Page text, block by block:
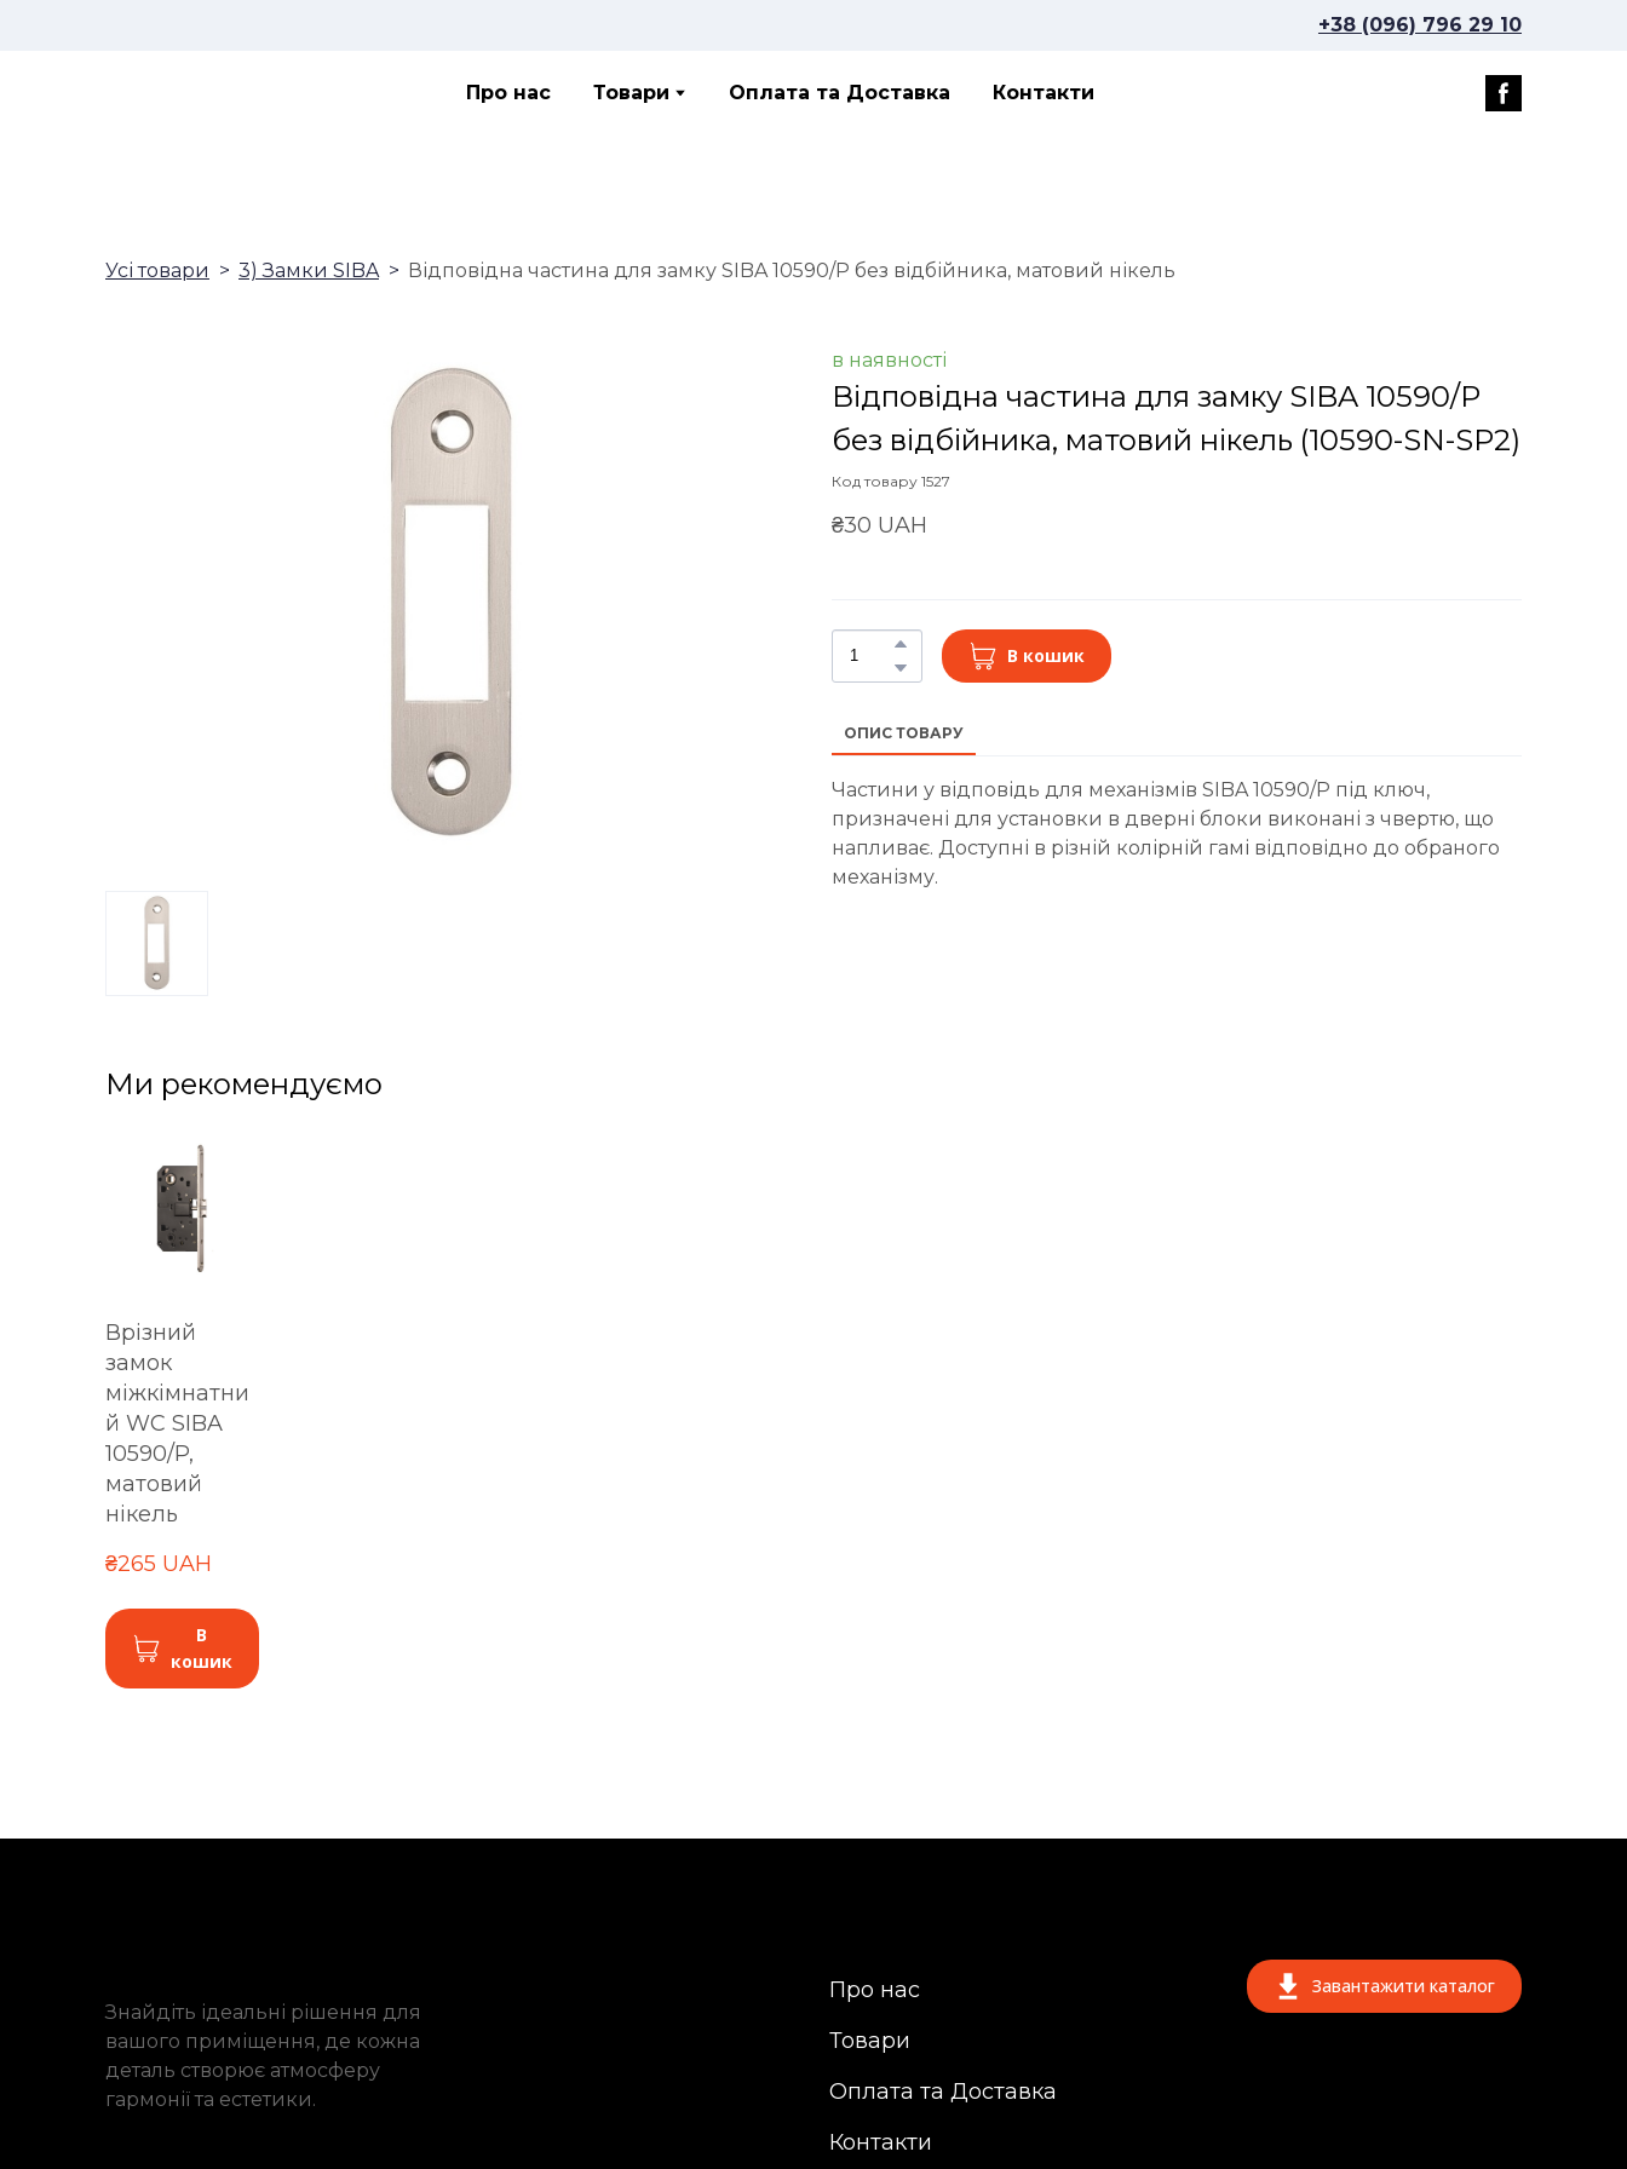
+38 (096) 796 29 10
Про нас Товари Оплата та Доставка Контакти
Усі товари 3) Замки SIBA Відповідна частина для замку SIBA 10590/P без відбійника, матовий нікель
в наявності
Відповідна частина для замку SIBA 10590/P
без відбійника, матовий нікель (10590-SN-SP2)
Код товару 1527
₴30 UAH
В кошик
ОПИС ТОВАРУ
Частини у відповідь для механізмів SIBA 10590/P під ключ,
призначені для установки в дверні блоки виконані з чвертю, що
напливає. Доступні в різній колірній гамі відповідно до обраного
механізму.
Ми рекомендуємо
Врізний
замок
міжкімнатни
й WC SIBA
10590/P,
матовий
нікель
₴265 UAH
В
кошик
Знайдіть ідеальні рішення для
вашого приміщення, де кожна
деталь створює атмосферу
гармонії та естетики.
Про нас
Товари
Оплата та Доставка
Контакти
Завантажити каталог